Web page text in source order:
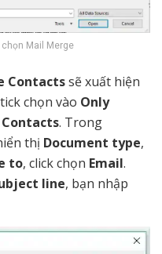
Mail Merge
Contactssẽ xuất hiện
chọn vào Only
Contacts. Trong
thị Document type,
to, click chọn Email.
line, bạn nhập